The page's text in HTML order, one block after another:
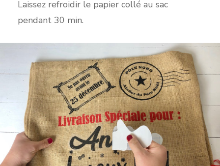
Laissez refroidir le papier collé au sac
pendant 30 min.